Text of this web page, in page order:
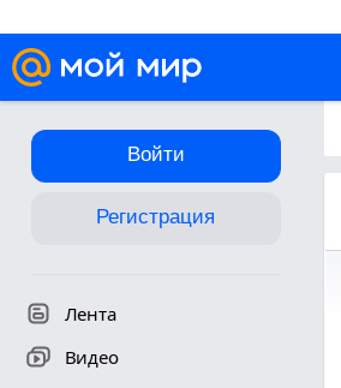
Войти
Регистрация
Лента
Видео